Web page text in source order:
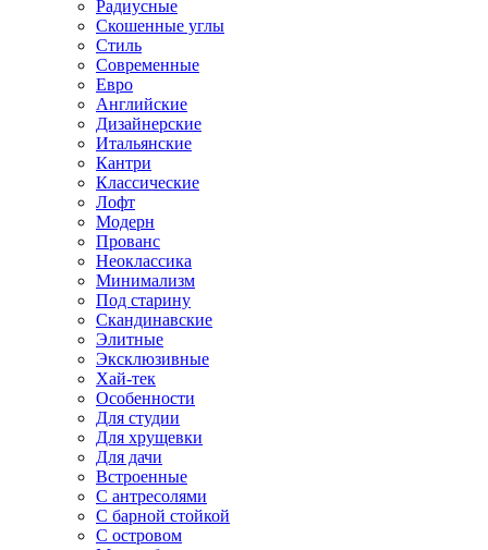
Радиусные
Скошенные углы
Стиль
Современные
Евро
Английские
Дизайнерские
Итальянские
Кантри
Классические
Лофт
Модерн
Прованс
Неоклассика
Минимализм
Под старину
Скандинавские
Элитные
Эксклюзивные
Хай-тек
Особенности
Для студии
Для хрущевки
Для дачи
Встроенные
С антресолями
С барной стойкой
С островом